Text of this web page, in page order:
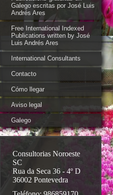
Galego escritas por José Luis
Andrés Ares
Free International Indexed
Publications written by José
Luis Andrés Ares
International Consultants
Contacto
Cómo llegar
Aviso legal
Galego
Consultorias Noroeste
SC
Rua da Seca 36 - 4º D
36002 Pontevedra